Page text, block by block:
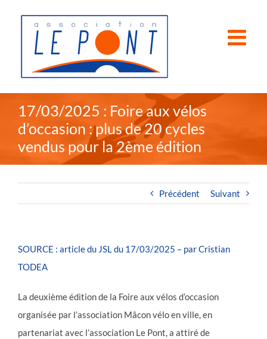
17/03/2025 : Foire aux vélos
d’occasion : plus de 20 cycles
vendus pour la 2ème édition
Précédent Suivant
SOURCE : article du JSL du 17/03/2025 – par Cristian
TODEA
La deuxième édition de la Foire aux vélos d’occasion
organisée par l’association Mâcon vélo en ville, en
partenariat avec l’association Le Pont, a attiré de